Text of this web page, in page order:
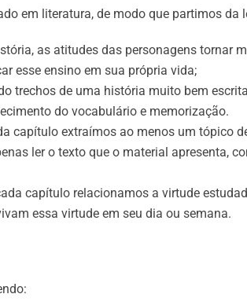
em literatura, de modo que partimos
as atitudes das personagens tornar
esse ensino em sua própria vida;
trechos de uma história muito bem
do vocabulário e memorização.
capítulo extraímos ao menos um tópico
ler o texto que o material apresenta,
capítulo relacionamos a virtude
essa virtude em seu dia ou semana.